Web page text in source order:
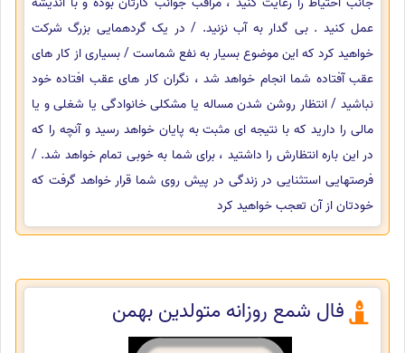
عمل کنید . بی گدار به آب نزنید. / در یک گردهمایی بزرگ شرکت
خواهید کرد که این موضوع بسیار به نفع شماست / بسیاری از کار های
عقب آفتاده شما انجام خواهد شد ، نگران کار های عقب افتاده خود
نباشید / انتظار روشن شدن مساله یا مشکلی خانوادگی یا شغلی و یا
مالی را دارید که با نتیجه ای مثبت به پایان خواهد رسید و آنچه را که
در این باره انتظارش را داشتید ، برای شما به خوبی تمام خواهد شد. /
فرصتهایی استثنایی در زندگی در پیش روی شما قرار خواهد گرفت که
خودتان از آن تعجب خواهید کرد
فال شمع روزانه متولدین بهمن